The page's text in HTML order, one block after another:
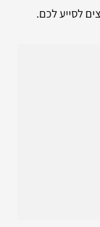
לסייע לכם.